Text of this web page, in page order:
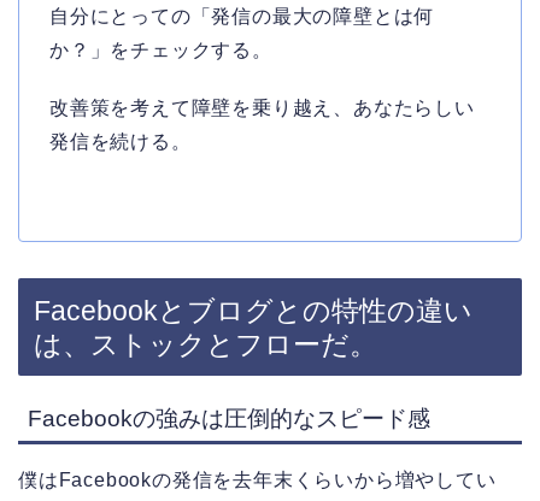
自分にとっての「発信の最大の障壁とは何
か？」をチェックする。
改善策を考えて障壁を乗り越え、あなたらしい
発信を続ける。
Facebookとブログとの特性の違い
は、ストックとフローだ。
Facebookの強みは圧倒的なスピード感
僕はFacebookの発信を去年末くらいから増やしてい